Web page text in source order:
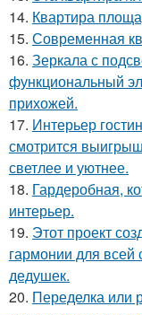
14. Квартира
15. Современная
16. Зеркала с
функциональный
прихожей.
17. Интерьер
смотрится
светлее и уютнее.
18. Гардеробная,
интерьер.
19. Этот проект
гармонии для всей
дедушек.
20. Переделка или